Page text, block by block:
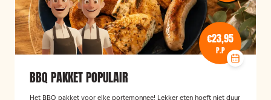
€23,95
P.P
BBQ PAKKET POPULAIR